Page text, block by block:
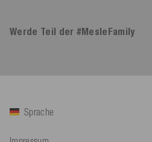
Werde Teil der #MesleFamily
Sprache